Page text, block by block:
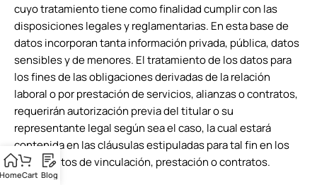
cuyo tratamiento tiene como finalidad cumplir con las
disposiciones legales y reglamentarias. En esta base de
datos incorporan tanta información privada, pública, datos
sensibles y de menores. El tratamiento de los datos para
los fines de las obligaciones derivadas de la relación
laboral o por prestación de servicios, alianzas o contratos,
requerirán autorización previa del titular o su
representante legal según sea el caso, la cual estará
contenida en las cláusulas estipuladas para tal fin en los
documentos de vinculación, prestación o contratos.
HomeCart Blog